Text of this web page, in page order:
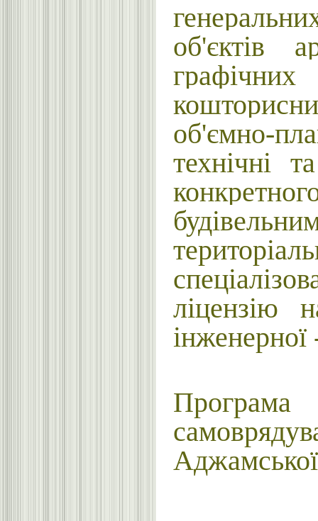
об'єктів
об'ємно-
технічні
ліцензію
інженерної
Аджамської